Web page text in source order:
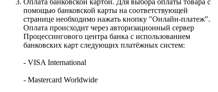
помощью банковской карты на соответствующей
странице необходимо нажать кнопку "Онлайн-платеж".
Оплата происходит через авторизационный сервер
Процессингового центра банка с использованием
банковских карт следующих платёжных систем:
- VISA International
- Mastercard Worldwide